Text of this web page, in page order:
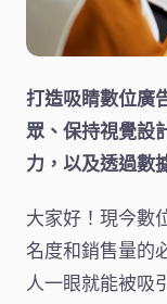
打造吸睛數位廣
眾、保持視覺設
力，以及透過數
大家好！現今數
名度和銷售量的
人一眼就能被吸